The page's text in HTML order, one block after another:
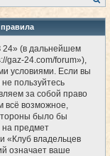
о
с
24» (в дальнейшем
gaz-24.com/forum»),
условиями. Если вы
пользуйтесь
за собой право
всё возможное,
было бы
на предмет
«Клуб владельцев
означает ваше